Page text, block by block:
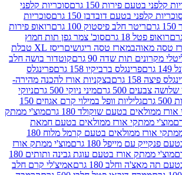
150 גרם
סוכריות קלפני
דובדבן 150 גרם
סוכריות
חלב פיסטוק 100 גרם
רואופ פירות
סוכ' צמר גפן תות חמוץ
מארז טסה ריגושים
ריסז XL טבלת
שדה 90 גרם
קוטדור בושה חלב
ברביקיו 158 גרם
פרינגלס
בצקניות אורז להכנה מהירה-
גרם
מיני ניוקי 500 גרם
ניוקי
גליליות וופל במילוי קרם אגוזים 150
שוקולד 180 גרם
מוצ'י ממתק
אורז ממולאים בטעם חמאת
מוצ'י ממתקי אורז ממולאים בטעם קרמל מלוח 180
180 גרם
מוצ'י ממתק אורז
מוצ'י ממתק אורז בטעם עוגת גבינה ותותים 180
180 גרם
אמיצ'לי קרם חלב